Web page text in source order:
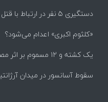
دستگیری ۵ نفر در ارتباط با قتل حمیدرضا رجب‌زاده
«کلثوم اکبری» اعدام می‌شود؟
یک کشته و ۱۲ مسموم بر اثر مصرف مشروبات الکلی در نیشابور
سقوط آسانسور در میدان آرژانتین تهران/ ۹